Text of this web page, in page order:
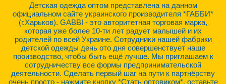
Детская одежда оптом представлена на данном
официальном сайте украинского производителя *ГАББИ*
(г.Харьков). GABBI - это авторитетная торговая марка,
которая уже более 10-ти лет радует малышей и их
родителей по всей Украине. Сотрудники нашей фабрики
детской одежды день ото дня совершенствует наше
производство, чтобы быть ещё лучше. Мы приглашаем к
сотрудничеству все формы предпринимательской
деятельности. Сделать первый шаг на пути к партнёрству
очень просто - нажмите кнопку *Стать оптовиком*, оставьте